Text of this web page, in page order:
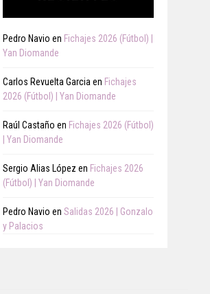
Pedro Navio en Fichajes 2026 (Fútbol) |
Yan Diomande
Carlos Revuelta Garcia en Fichajes
2026 (Fútbol) | Yan Diomande
Raúl Castaño en Fichajes 2026 (Fútbol)
| Yan Diomande
Sergio Alias López en Fichajes 2026
(Fútbol) | Yan Diomande
Pedro Navio en Salidas 2026 | Gonzalo
y Palacios